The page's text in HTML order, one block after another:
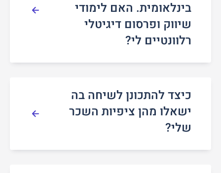
בינלאומית. האם לימודי
שיווק ופרסום דיגיטלי
רלוונטיים לי?
כיצד להתכונן לשיחה בה
ישאלו מהן ציפיות השכר
שלי?